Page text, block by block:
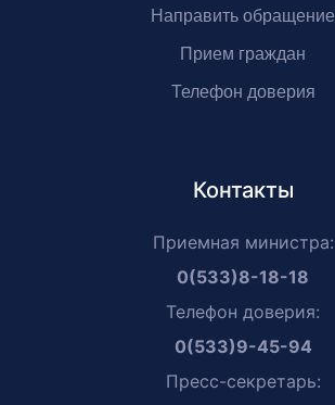
Направить обращение
Прием граждан
Телефон доверия
Контакты
Приемная министра:
0(533)8-18-18
Телефон доверия:
0(533)9-45-94
Пресс-секретарь: